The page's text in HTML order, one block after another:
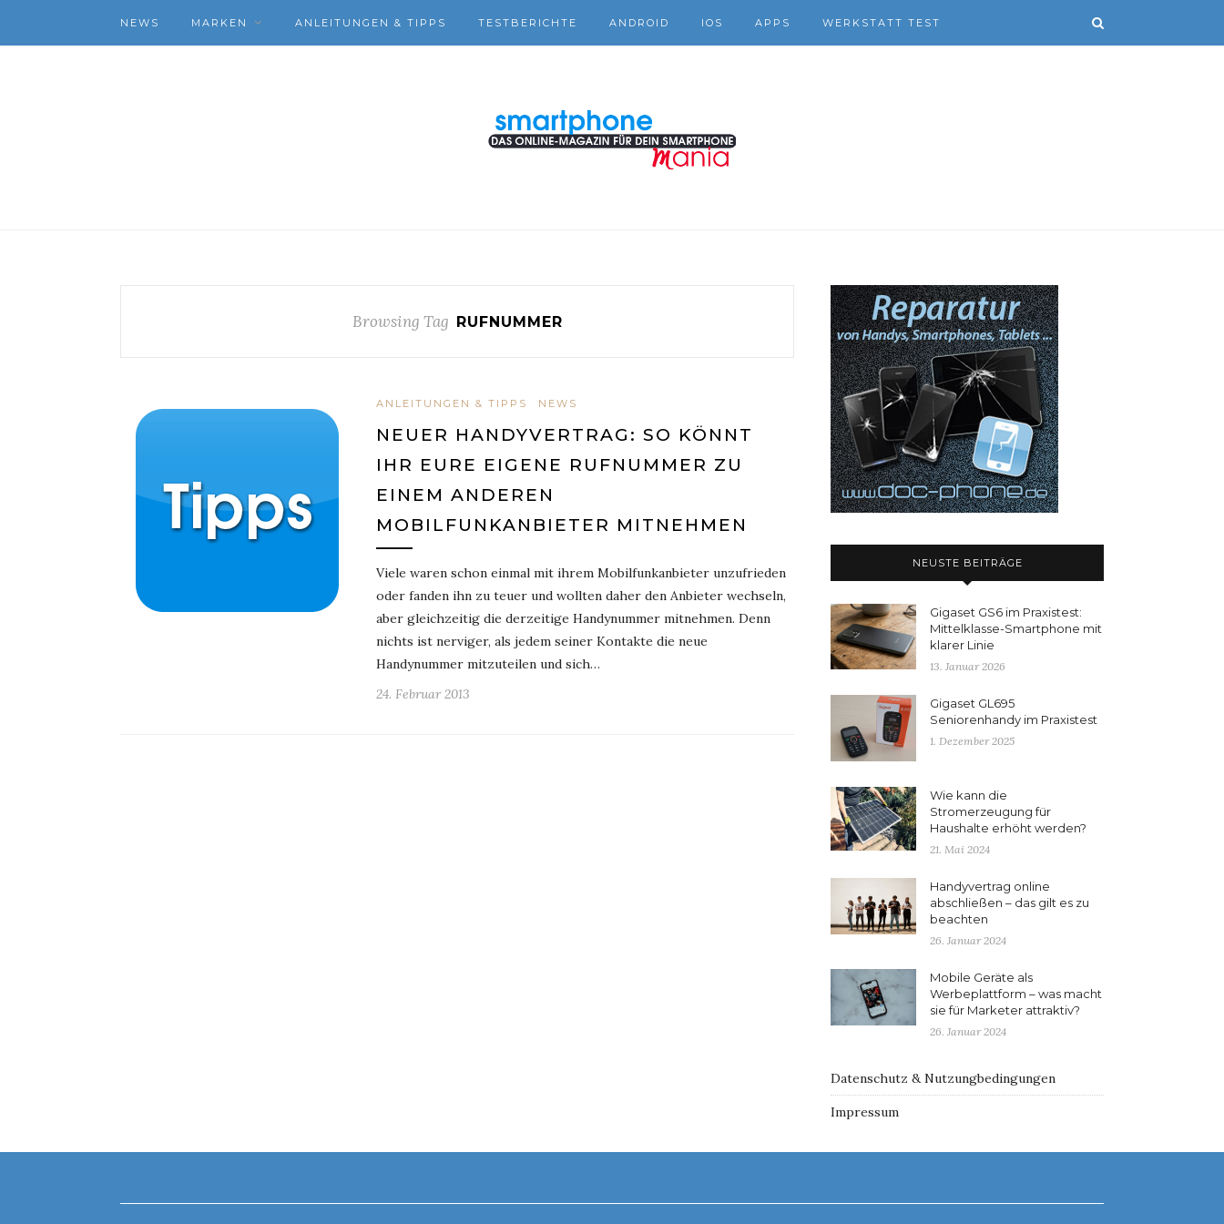
NEWS MARKEN ANLEITUNGEN & TIPPS TESTBERICHTE ANDROID IOS APPS WERKSTATT TEST
Browsing Tag RUFNUMMER
ANLEITUNGEN & TIPPS NEWS
NEUER HANDYVERTRAG: SO KÖNNT
IHR EURE EIGENE RUFNUMMER ZU
EINEM ANDEREN
MOBILFUNKANBIETER MITNEHMEN
Viele waren schon einmal mit ihrem Mobilfunkanbieter unzufrieden
oder fanden ihn zu teuer und wollten daher den Anbieter wechseln,
aber gleichzeitig die derzeitige Handynummer mitnehmen. Denn
nichts ist nerviger, als jedem seiner Kontakte die neue
Handynummer mitzuteilen und sich…
24. Februar 2013
NEUSTE BEITRÄGE
Gigaset GS6 im Praxistest:
Mittelklasse-Smartphone mit
klarer Linie
13. Januar 2026
Gigaset GL695
Seniorenhandy im Praxistest
1. Dezember 2025
Wie kann die
Stromerzeugung für
Haushalte erhöht werden?
21. Mai 2024
Handyvertrag online
abschließen – das gilt es zu
beachten
26. Januar 2024
Mobile Geräte als
Werbeplattform – was macht
sie für Marketer attraktiv?
26. Januar 2024
Datenschutz & Nutzungbedingungen
Impressum